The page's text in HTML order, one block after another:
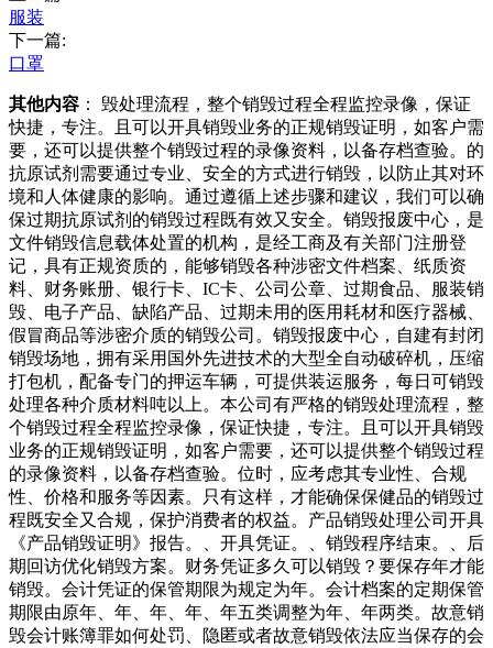
服装
下一篇:
口罩
其他内容 ： 毁处理流程，整个销毁过程全程监控录像，保证
快捷，专注。且可以开具销毁业务的正规销毁证明，如客户需
要，还可以提供整个销毁过程的录像资料，以备存档查验。的
抗原试剂需要通过专业、安全的方式进行销毁，以防止其对环
境和人体健康的影响。通过遵循上述步骤和建议，我们可以确
保过期抗原试剂的销毁过程既有效又安全。销毁报废中心，是
文件销毁信息载体处置的机构，是经工商及有关部门注册登
记，具有正规资质的，能够销毁各种涉密文件档案、纸质资
料、财务账册、银行卡、IC卡、公司公章、过期食品、服装销
毁、电子产品、缺陷产品、过期未用的医用耗材和医疗器械、
假冒商品等涉密介质的销毁公司。销毁报废中心，自建有封闭
销毁场地，拥有采用国外先进技术的大型全自动破碎机，压缩
打包机，配备专门的押运车辆，可提供装运服务，每日可销毁
处理各种介质材料吨以上。本公司有严格的销毁处理流程，整
个销毁过程全程监控录像，保证快捷，专注。且可以开具销毁
业务的正规销毁证明，如客户需要，还可以提供整个销毁过程
的录像资料，以备存档查验。位时，应考虑其专业性、合规
性、价格和服务等因素。只有这样，才能确保保健品的销毁过
程既安全又合规，保护消费者的权益。产品销毁处理公司开具
《产品销毁证明》报告。、开具凭证。、销毁程序结束。、后
期回访优化销毁方案。财务凭证多久可以销毁？要保存年才能
销毁。会计凭证的保管期限为规定为年。会计档案的定期保管
期限由原年、年、年、年、年五类调整为年、年两类。故意销
毁会计账簿罪如何处罚、隐匿或者故意销毁依法应当保存的会